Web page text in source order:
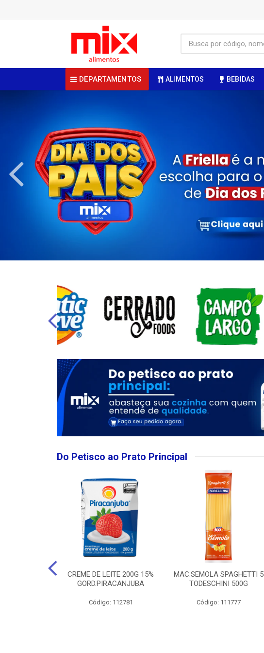
DEPARTAMENTOS ALIMENTOS BEBIDAS
Do Petisco ao Prato Principal
CREME DE LEITE 200G 15%
GORD.PIRACANJUBA
Código: 112781
MAC.SEMOLA SPAGHETTI 5
TODESCHINI 500G
Código: 111777